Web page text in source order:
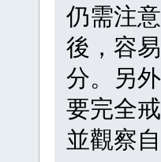
仍需注
後，容
分。另
要完全
並觀察